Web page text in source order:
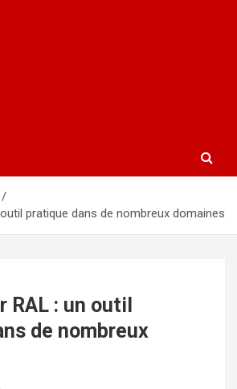
pratique dans de nombreux domaines
RAL : un outil
de nombreux